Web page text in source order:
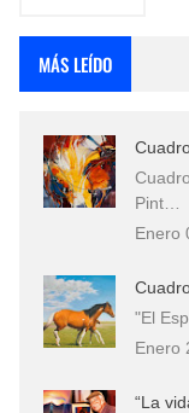
MÁS LEÍDO
Pint…
Enero
"El
Enero
“La